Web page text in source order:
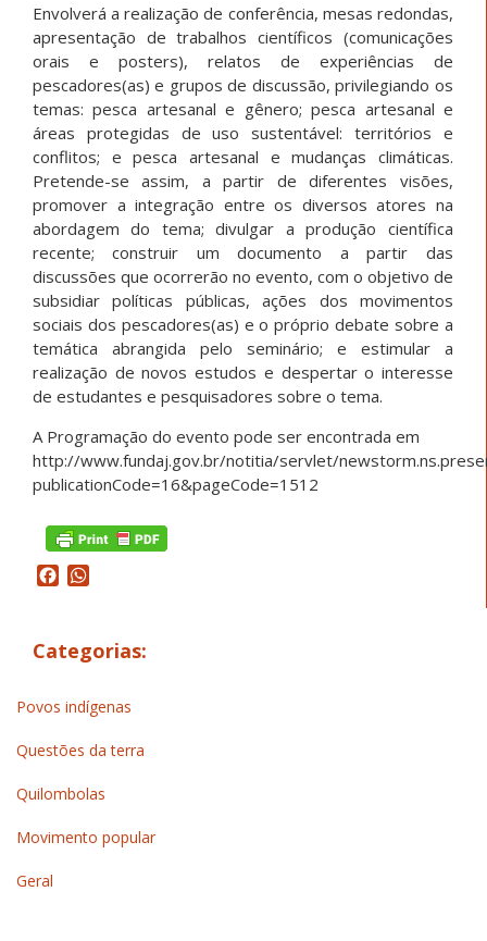
Envolverá a realização de conferência, mesas redondas,
apresentação de trabalhos científicos (comunicações
orais e posters), relatos de experiências de
pescadores(as) e grupos de discussão, privilegiando os
temas: pesca artesanal e gênero; pesca artesanal e
áreas protegidas de uso sustentável: territórios e
conflitos; e pesca artesanal e mudanças climáticas.
Pretende-se assim, a partir de diferentes visões,
promover a integração entre os diversos atores na
abordagem do tema; divulgar a produção científica
recente; construir um documento a partir das
discussões que ocorrerão no evento, com o objetivo de
subsidiar políticas públicas, ações dos movimentos
sociais dos pescadores(as) e o próprio debate sobre a
temática abrangida pelo seminário; e estimular a
realização de novos estudos e despertar o interesse
de estudantes e pesquisadores sobre o tema.
A Programação do evento pode ser encontrada em
http://www.fundaj.gov.br/notitia/servlet/
publicationCode=16&pageCode=1512
Facebook
Categorias:
Povos indígenas
Questões da terra
Quilombolas
Movimento popular
Geral